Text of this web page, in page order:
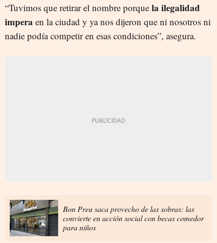
“Tuvimos que retirar el nombre porque la ilegalidad
impera en la ciudad y ya nos dijeron que ni nosotros ni
nadie podía competir en esas condiciones”, asegura.
Bon Preu saca provecho de las sobras: las
convierte en acción social con becas comedor
para niños